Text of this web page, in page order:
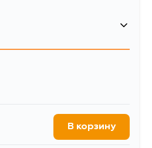
В корзину